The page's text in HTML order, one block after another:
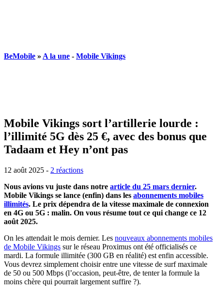
BeMobile » A la une - Mobile Vikings
Mobile Vikings sort l’artillerie lourde :
l’illimité 5G dès 25 €, avec des bonus que
Tadaam et Hey n’ont pas
12 août 2025 - 2 réactions
Nous avions vu juste dans notre article du 25 mars dernier.
Mobile Vikings se lance (enfin) dans les abonnements mobiles
illimités. Le prix dépendra de la vitesse maximale de connexion
en 4G ou 5G : malin. On vous résume tout ce qui change ce 12
août 2025.
On les attendait le mois dernier. Les nouveaux abonnements mobiles
de Mobile Vikings sur le réseau Proximus ont été officialisés ce
mardi. La formule illimitée (300 GB en réalité) est enfin accessible.
Vous devrez simplement choisir entre une vitesse de surf maximale
de 50 ou 500 Mbps (l’occasion, peut-être, de tenter la formule la
moins chère qui pourrait largement suffire ?).